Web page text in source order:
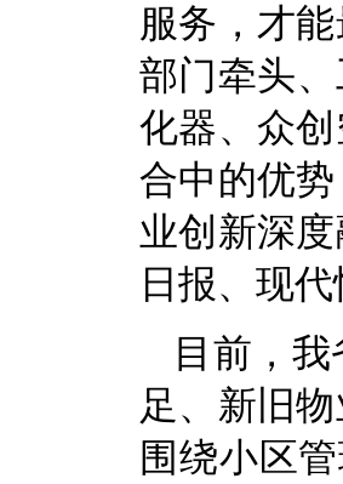
服务，才
部门牵头
化器、众
合中的优
业创新深
日报、现
目前，
足、新旧
围绕小区